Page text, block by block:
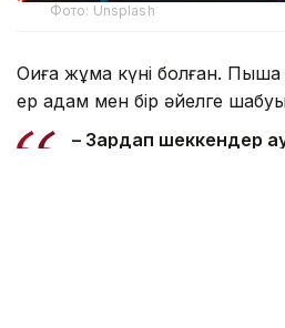
Фото: Unsplash
Оқиға жұма күні болған.
ер адам мен бір әйелге
– Зардап шеккендер